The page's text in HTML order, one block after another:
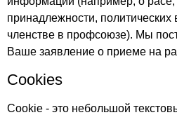
принадлежности, политических
членстве в профсоюзе). Мы
Ваше заявление о приеме на
Cookies
Cookie - это небольшой